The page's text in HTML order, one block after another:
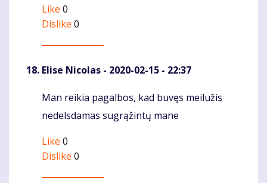
Like 0
Dislike 0
Elise Nicolas - 2020-02-15 - 22:37
Komentaras
Man reikia pagalbos, kad buvęs meilužis
nedelsdamas sugrąžintų mane
Like 0
Dislike 0